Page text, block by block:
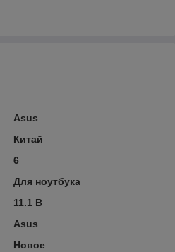
Asus
Китай
6
Для ноутбука
11.1 В
Asus
Новое